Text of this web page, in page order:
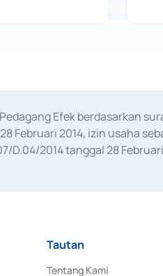
Efek berdasarkan
Februari 2014, izin usaha
D.04/2014 tanggal 28
Tautan
Tentang Kami